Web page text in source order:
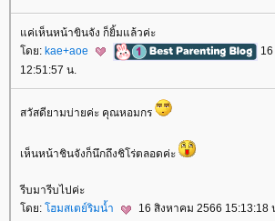
ค่เห็นหน้าขินจัง ก็ยิ้มแล้วค่ะ
ดย: kae+aoe
12:51:57 น.
สวัสดียามบ่ายค่ะ คุณหอมกร
เห็นหน้าชินจังก็นึกถึงชิโร่ตลอดค่ะ
รีบมารีบไปค่ะ
ดย: ฮมสเตย์ริมน้ำ 16 สิงหาคม 2566 15:13:18